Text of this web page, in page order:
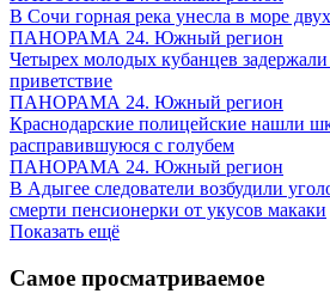
В Сочи горная река унесла в море
ПАНОРАМА 24. Южный регион
Четырех молодых кубанцев задержали
приветствие
ПАНОРАМА 24. Южный регион
Краснодарские полицейские нашли
расправившуюся с голубем
ПАНОРАМА 24. Южный регион
В Адыгее следователи возбудили
смерти пенсионерки от укусов макаки
Показать ещё
Самое просматриваемое